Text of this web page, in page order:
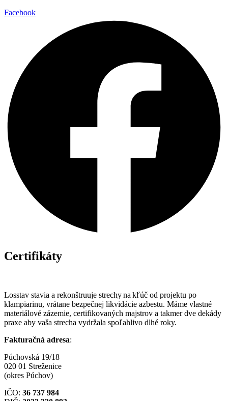
Facebook
Certifikáty
Losstav stavia a rekonštruuje strechy na kľúč od projektu po
klampiarinu, vrátane bezpečnej likvidácie azbestu. Máme vlastné
materiálové zázemie, certifikovaných majstrov a takmer dve dekády
praxe aby vaša strecha vydržala spoľahlivo dlhé roky.
Fakturačná adresa:
Púchovská 19/18
020 01 Streženice
(okres Púchov)
IČO: 36 737 984